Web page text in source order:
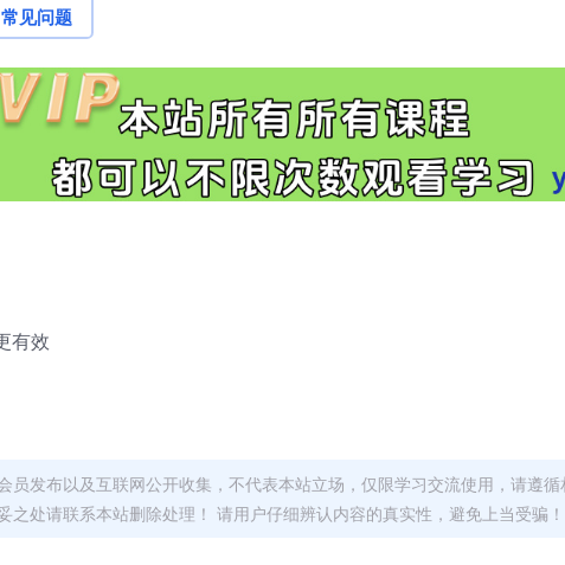
常见问题
有效
员发布以及互联网公开收集，不代表本站立场，仅限学习交流使用，请遵
之处请联系本站删除处理！ 请用户仔细辨认内容的真实性，避免上当受骗！